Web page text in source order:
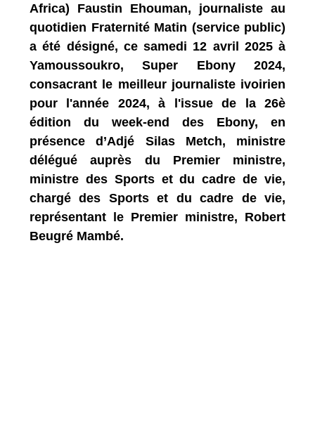
Africa) Faustin Ehouman, journaliste au
quotidien Fraternité Matin (service public)
a été désigné, ce samedi 12 avril 2025 à
Yamoussoukro, Super Ebony 2024,
consacrant le meilleur journaliste ivoirien
pour l'année 2024, à l'issue de la 26è
édition du week-end des Ebony, en
présence d’Adjé Silas Metch, ministre
délégué auprès du Premier ministre,
ministre des Sports et du cadre de vie,
chargé des Sports et du cadre de vie,
représentant le Premier ministre, Robert
Beugré Mambé.